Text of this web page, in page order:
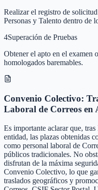
Realizar el registro de
Personas y Talento dentro de
4Superación de Pruebas
Obtener el apto en el examen
homologados baremables.
Convenio Colectivo:
Laboral de Correos en
Es importante aclarar que,
entidad, las plazas obtenidas
como personal laboral de
públicos tradicionales. No
disfrutan de la máxima
Convenio Colectivo, lo que
traslados geográficos y